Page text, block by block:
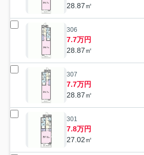
28.87㎡
306
7.7万円
28.87㎡
307
7.7万円
28.87㎡
301
7.8万円
27.02㎡